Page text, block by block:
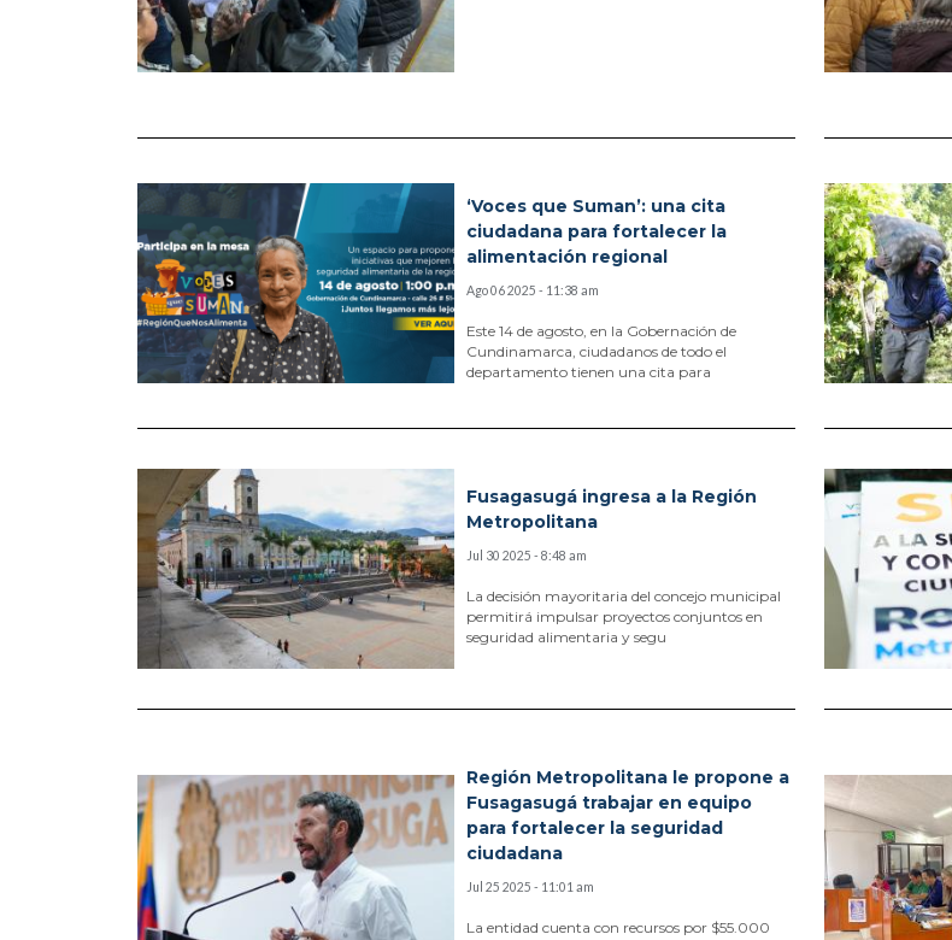
‘Voces que Suman’: una cita
ciudadana para fortalecer la
alimentación regional
Ago 06 2025 - 11:38 am
Este 14 de agosto, en la Gobernación de
Cundinamarca, ciudadanos de todo el
departamento tienen una cita para
Fusagasugá ingresa a la Región
Metropolitana
Jul 30 2025 - 8:48 am
La decisión mayoritaria del concejo municipal
permitirá impulsar proyectos conjuntos en
seguridad alimentaria y segu
Región Metropolitana le propone a
Fusagasugá trabajar en equipo
para fortalecer la seguridad
ciudadana
Jul 25 2025 - 11:01 am
La entidad cuenta con recursos por $55.000